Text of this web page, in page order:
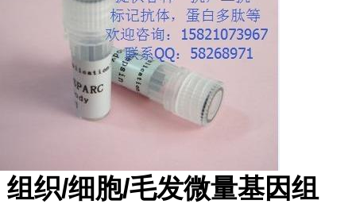
组织/细胞/毛发微量基因组